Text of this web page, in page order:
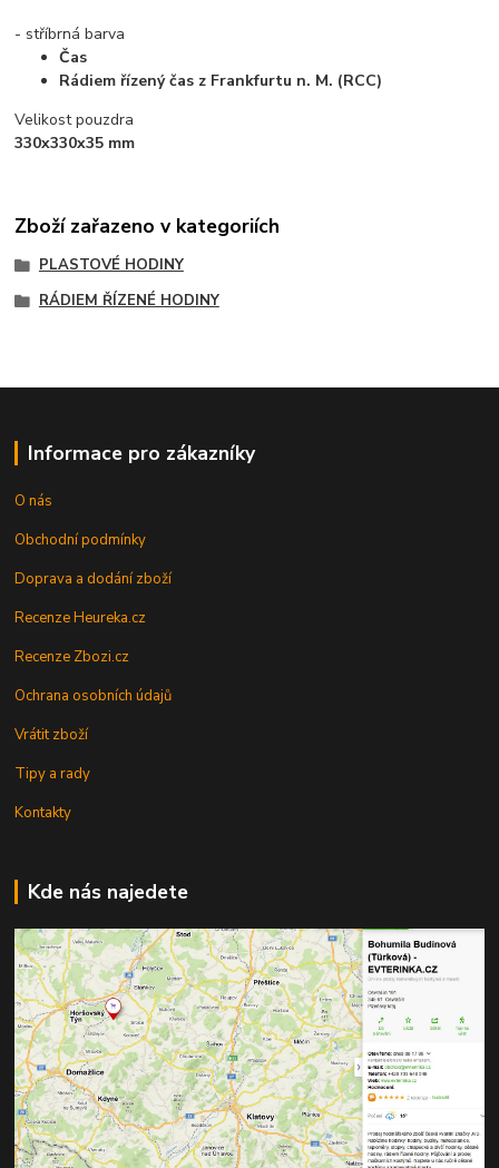
- stříbrná barva
Čas
Rádiem řízený čas z Frankfurtu n. M. (RCC)
Velikost pouzdra
330x330x35 mm
Zboží zařazeno v kategoriích
PLASTOVÉ HODINY
RÁDIEM ŘÍZENÉ HODINY
Informace pro zákazníky
O nás
Obchodní podmínky
Doprava a dodání zboží
Recenze Heureka.cz
Recenze Zbozi.cz
Ochrana osobních údajů
Vrátit zboží
Tipy a rady
Kontakty
Kde nás najedete